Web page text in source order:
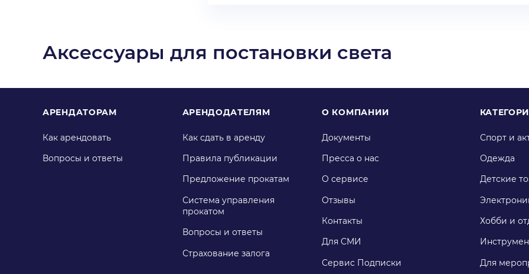
Аксессуары для постановки света
АРЕНДАТОРАМ
Как арендовать
Вопросы и ответы
АРЕНДОДАТЕЛЯМ
Как сдать в аренду
Правила публикации
Предложение прокатам
Система управления
прокатом
Вопросы и ответы
Страхование залога
О КОМПАНИИ
Документы
Пресса о нас
О сервисе
Отзывы
Контакты
Для СМИ
Сервис Подписки
Спорт и
Одежда
Детские
Хобби и
Для